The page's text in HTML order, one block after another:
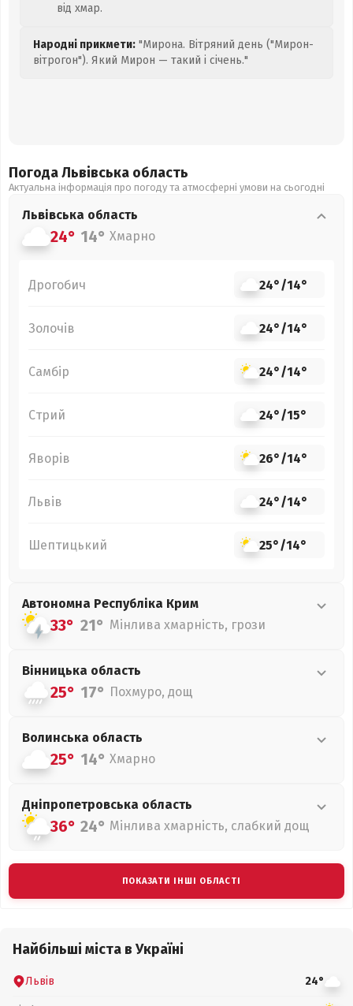
від хмар.
Народні прикмети: "Мирона. Вітряний день ("Мирон-
вітрогон"). Який Мирон — такий і січень."
Погода Львівська область
Актуальна інформація про погоду та атмосферні умови на сьогодні
Львівська область
24° 14° Хмарно
Дрогобич 24°/14°
Золочів 24°/14°
Самбір 24°/14°
Стрий 24°/15°
Яворів 26°/14°
Львів 24°/14°
Шептицький 25°/14°
Автономна Республіка Крим
33° 21° Мінлива хмарність, грози
Вінницька область
25° 17° Похмуро, дощ
Волинська область
25° 14° Хмарно
Дніпропетровська область
36° 24° Мінлива хмарність, слабкий дощ
ПОКАЗАТИ ІНШІ ОБЛАСТІ
Найбільші міста в Україні
Львів 24°